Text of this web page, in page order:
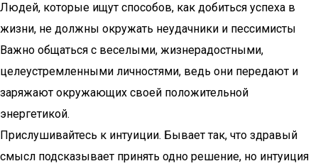
Людей, которые ищут способов, как добиться успеха в
жизни, не должны окружать неудачники и пессимисты
Важно общаться с веселыми, жизнерадостными,
целеустремленными личностями, ведь они передают и
заряжают окружающих своей положительной
энергетикой.
Прислушивайтесь к интуиции. Бывает так, что здравый
смысл подсказывает принять одно решение, но интуиция